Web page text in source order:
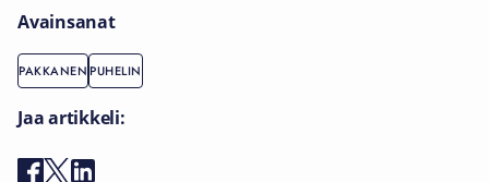
Avainsanat
PAKKANENPUHELIN
Jaa artikkeli: